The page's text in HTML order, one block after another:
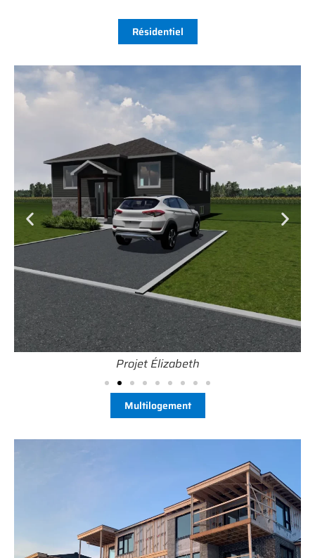
Résidentiel
Projet Élizabeth
Multilogement